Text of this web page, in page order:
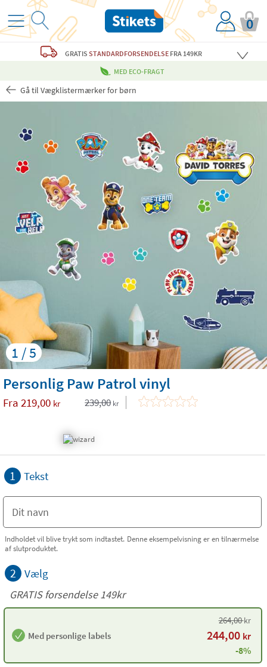
0
GRATISSTANDARDFORSENDELSE FRA 149KR
MED ECO-FRAGT
Gå til Vægklistermærker for børn
1 / 5
Personlig Paw Patrol vinyl
Fra 219,00 kr 239,00 kr
1 Tekst
Indholdet vil blive trykt som indtastet. Denne eksempelvisning er en tilnærmelse
af slutproduktet.
2 Vælg
GRATIS forsendelse 149kr
Med personlige labels
264,00kr
244,00 kr
-8%